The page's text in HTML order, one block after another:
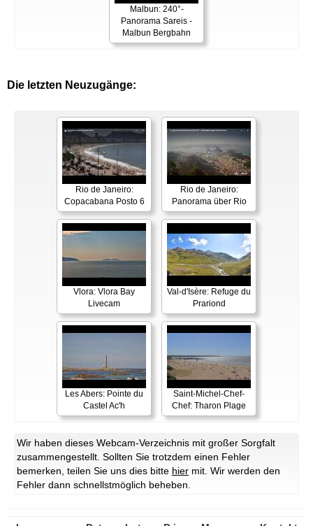
Malbun: 240°-
Panorama Sareis -
Malbun Bergbahn
Die letzten Neuzugänge:
Rio de Janeiro:
Copacabana Posto 6
Rio de Janeiro:
Panorama über Rio
Vlora: Vlora Bay
Livecam
Val-d'Isère: Refuge du
Prariond
Les Abers: Pointe du
Castel Ac'h
Saint-Michel-Chef-
Chef: Tharon Plage
Wir haben dieses Webcam-Verzeichnis mit großer Sorgfalt
zusammengestellt. Sollten Sie trotzdem einen Fehler
bemerken, teilen Sie uns dies bitte hier mit. Wir werden den
Fehler dann schnellstmöglich beheben.